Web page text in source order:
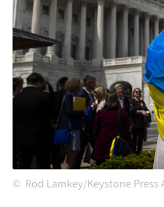
Rod Lamkey/Keystone